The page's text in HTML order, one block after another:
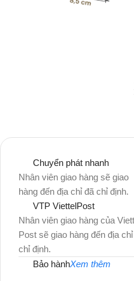
Chuyển phát nhanh
Nhân viên giao hàng sẽ giao
hàng đến địa chỉ đã chỉ định.
VTP ViettelPost
Nhân viên giao hàng của
Post sẽ giao hàng đến địa
chỉ định.
Bảo hànhXem thêm